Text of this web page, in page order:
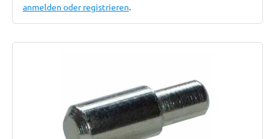
anmelden oder registrieren.